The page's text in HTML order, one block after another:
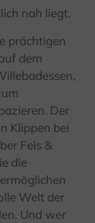
nah liegt.
prächtigen
dem
Der
Klippen bei
Fels &
die
Welt der
Und wer